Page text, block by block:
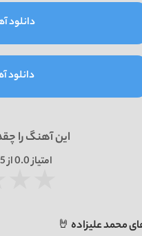
دانلود
دانلود
این آهنگ را
امتیاز0.0از 5 | بر اساس
محمد علیزاده 🤘